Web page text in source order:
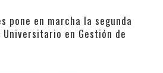
pone en marcha la segunda
en Gestión de